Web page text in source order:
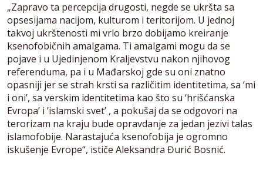
„Zapravo ta percepcija drugosti, negde se ukršta sa
opsesijama nacijom, kulturom i teritorijom. U jednoj
takvoj ukrštenosti mi vrlo brzo dobijamo kreiranje
ksenofobičnih amalgama. Ti amalgami mogu da se
pojave i u Ujedinjenom Kraljevstvu nakon njihovog
referenduma, pa i u Mađarskoj gde su oni znatno
opasniji jer se strah krsti sa različitim identitetima, sa ‘mi
i oni’, sa verskim identitetima kao što su ‘hrišćanska
Evropa’ i ’islamski svet’ , a pokušaj da se odgovori na
terorizam na kraju bude opravdanje za jedan jezivi talas
islamofobije. Narastajuća ksenofobija je ogromno
iskušenje Evrope“, ističe Aleksandra Đurić Bosnić.